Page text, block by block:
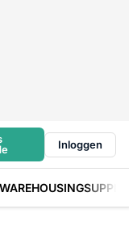
Inloggen
WAREHOUSING